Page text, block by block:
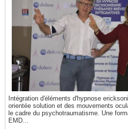
Intégration d'éléments d'hypnose
orientée solution et des mouvements
le cadre du psychotraumatisme. Une
EMD...